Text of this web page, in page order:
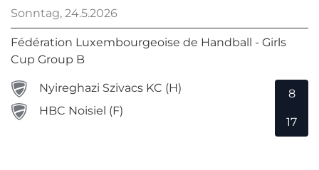
Sonntag, 24.5.2026
Fédération Luxembourgeoise de Handball - Girls
Cup Group B
Nyireghazi Szivacs KC (H)
HBC Noisiel (F)
8
17